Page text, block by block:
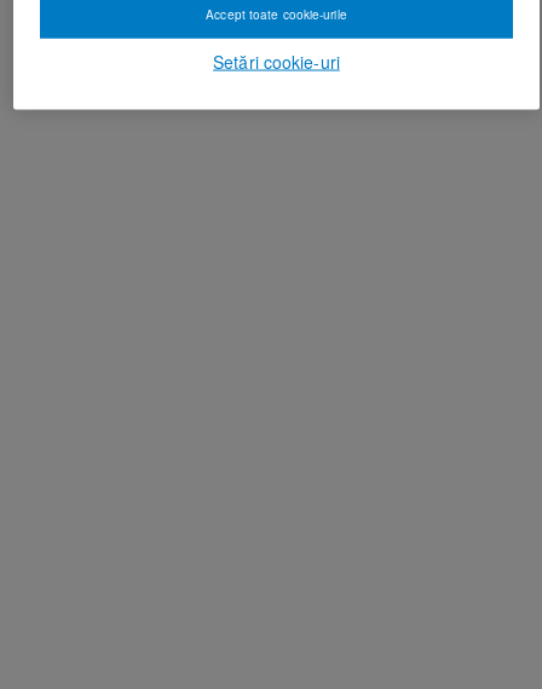
Setări cookie-uri
Accept toate cookie-urile